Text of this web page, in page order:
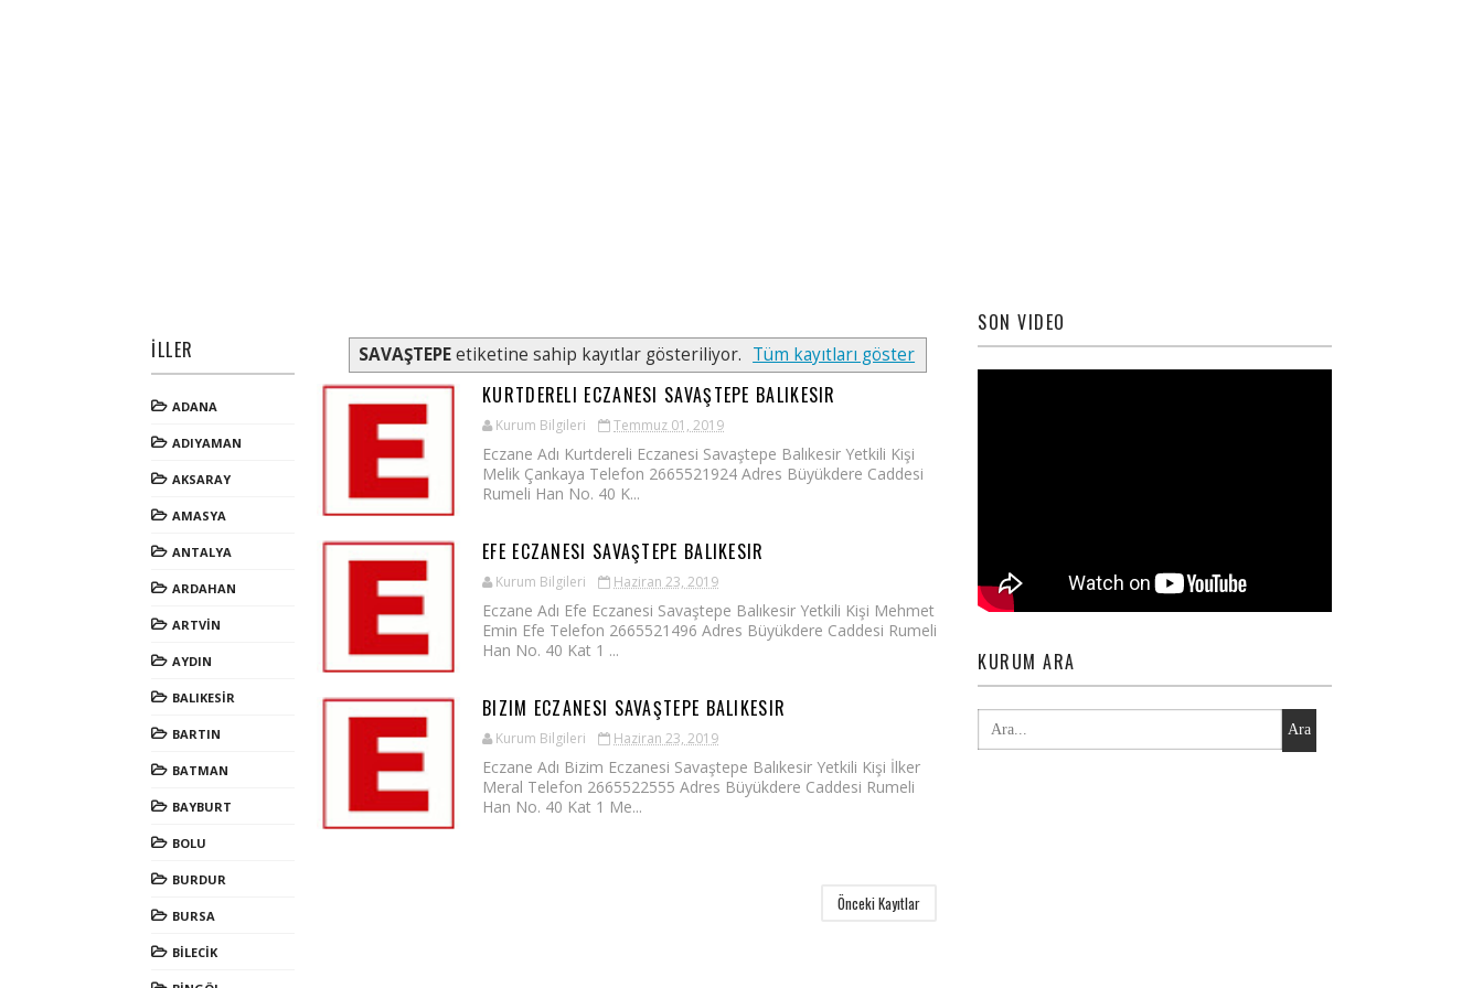
İLLER
ADANA
ADIYAMAN
AKSARAY
AMASYA
ANTALYA
ARDAHAN
ARTVİN
AYDIN
BALIKESİR
BARTIN
BATMAN
BAYBURT
BOLU
BURDUR
BURSA
BİLECİK
SAVAŞTEPEetiketine sahip kayıtlar gösteriliyor. Tüm kayıtları göster
KURTDERELI ECZANESI SAVAŞTEPE BALIKESIR
Kurum Bilgileri Temmuz 01, 2019
Eczane Adı Kurtdereli Eczanesi Savaştepe Balıkesir Yetkili Kişi
Melik Çankaya Telefon 2665521924 Adres Büyükdere Caddesi
Rumeli Han No. 40 K...
EFE ECZANESI SAVAŞTEPE BALIKESIR
Kurum Bilgileri Haziran 23, 2019
Eczane Adı Efe Eczanesi Savaştepe Balıkesir Yetkili Kişi Mehmet
Emin Efe Telefon 2665521496 Adres Büyükdere Caddesi Rumeli
Han No. 40 Kat 1 ...
BIZIM ECZANESI SAVAŞTEPE BALIKESIR
Kurum Bilgileri Haziran 23, 2019
Eczane Adı Bizim Eczanesi Savaştepe Balıkesir Yetkili Kişi İlker
Meral Telefon 2665522555 Adres Büyükdere Caddesi Rumeli
Han No. 40 Kat 1 Me...
Önceki Kayıtlar
SON VIDEO
KURUM ARA
Ara